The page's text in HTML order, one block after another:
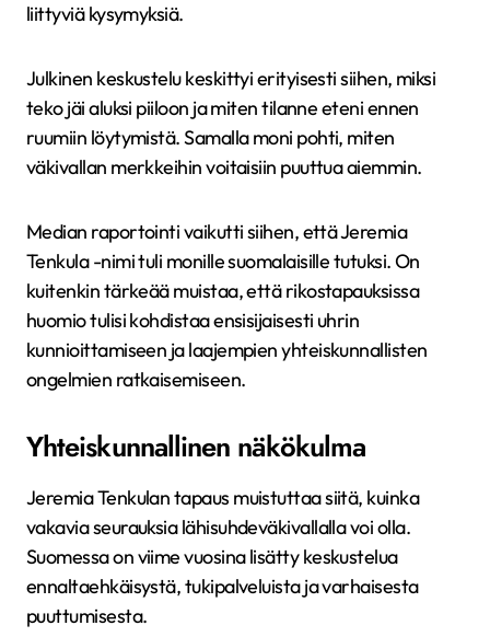
liittyviä kysymyksiä.
Julkinen keskustelu keskittyi erityisesti siihen, miksi
teko jäi aluksi piiloon ja miten tilanne eteni ennen
ruumiin löytymistä. Samalla moni pohti, miten
väkivallan merkkeihin voitaisiin puuttua aiemmin.
Median raportointi vaikutti siihen, että Jeremia
Tenkula -nimi tuli monille suomalaisille tutuksi. On
kuitenkin tärkeää muistaa, että rikostapauksissa
huomio tulisi kohdistaa ensisijaisesti uhrin
kunnioittamiseen ja laajempien yhteiskunnallisten
ongelmien ratkaisemiseen.
Yhteiskunnallinen näkökulma
Jeremia Tenkulan tapaus muistuttaa siitä, kuinka
vakavia seurauksia lähisuhdeväkivallalla voi olla.
Suomessa on viime vuosina lisätty keskustelua
ennaltaehkäisystä, tukipalveluista ja varhaisesta
puuttumisesta.